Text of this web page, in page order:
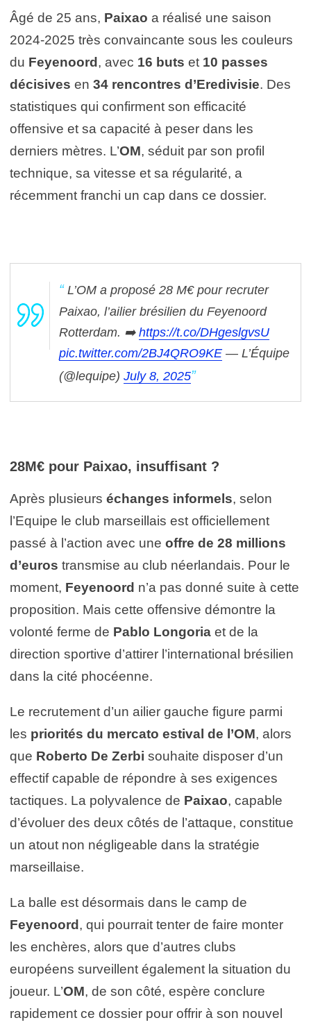
Âgé de 25 ans, Paixao a réalisé une saison
2024-2025 très convaincante sous les couleurs
du Feyenoord , avec 16 buts et 10 passes
décisives en 34 rencontres d’Eredivisie. Des
statistiques qui confirment son efficacité
offensive et sa capacité à peser dans les
derniers mètres. L’OM, séduit par son profil
technique, sa vitesse et sa régularité, a
récemment franchi un cap dans ce dossier.
L’OM a proposé 28 M€ pour recruter
Paixao, l’ailier brésilien du Feyenoord
Rotterdam. ➡️ https://t.co/DHgeslgvsU
pic.twitter.com/2BJ4QRO9KE — L’Équipe
(@lequipe) July 8, 2025
28M€ pour Paixao, insuffisant ?
Après plusieurs échanges informels, selon
l’Equipe le club marseillais est officiellement
passé à l’action avec une offre de 28 millions
d’euros transmise au club néerlandais. Pour le
moment, Feyenoord n’a pas donné suite à cette
proposition. Mais cette offensive démontre la
volonté ferme de Pablo Longoria et de la
direction sportive d’attirer l’international brésilien
dans la cité phocéenne.
Le recrutement d’un ailier gauche figure parmi
les priorités du mercato estival de l’OM, alors
que Roberto De Zerbi souhaite disposer d’un
effectif capable de répondre à ses exigences
tactiques. La polyvalence de Paixao, capable
d’évoluer des deux côtés de l’attaque, constitue
un atout non négligeable dans la stratégie
marseillaise.
La balle est désormais dans le camp de
Feyenoord , qui pourrait tenter de faire monter
les enchères, alors que d’autres clubs
européens surveillent également la situation du
joueur. L’OM, de son côté, espère conclure
rapidement ce dossier pour offrir à son nouvel